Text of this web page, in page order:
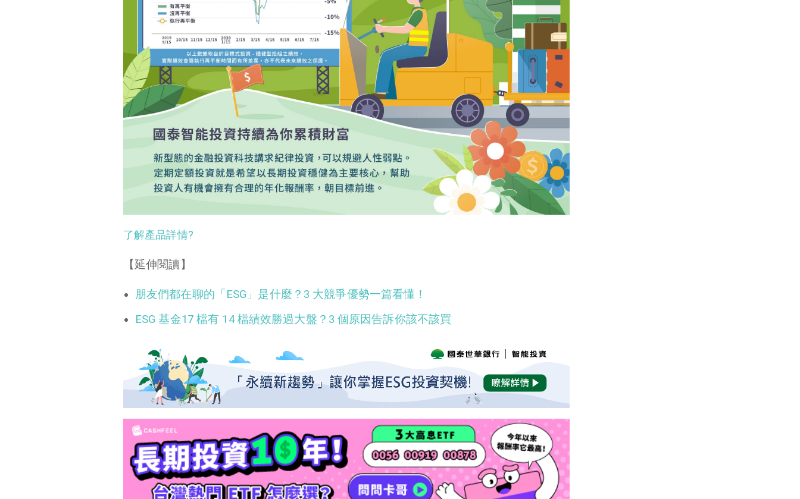
了解產品詳情?
【延伸閱讀】
朋友們都在聊的「ESG」是什麼？3 大競爭優勢一篇看懂！
ESG 基金17 檔有 14 檔績效勝過大盤？3 個原因告訴你該不該買